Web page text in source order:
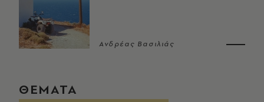
Ανδρέας Βασιλιάς
ΘΕΜΑΤΑ